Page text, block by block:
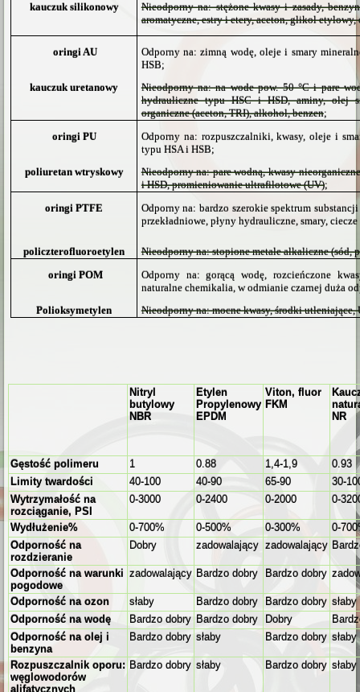
kauczuk silikonowy
Nieodporny na: stężone kwasy i zasady,
aromatyczne, estry i etery, aceton, glikol
oringi AU
Odporny na: zimną wodę, oleje i smary
HSB;
kauczuk uretanowy
Nieodporny na: na wode pow. 50 °C i pare
hydrauliczne typu HSC i HSD, aminy, olej
organiczne (aceton, TRI), alkohol, benzen;
oringi PU
Odporny na: rozpuszczalniki, kwasy, oleje i
typu HSA i HSB;
poliuretan wtryskowy
Nieodporny na: pare wodną, kwasy
i HSD, promieniowanie ultrafilotowe (UV);
oringi PTFE
Odporny na: bardzo szerokie spektrum
przekładniowe, płyny hydrauliczne, smary,
policzterofluoroetylen
Nieodporny na: stopione metale alkaliczne (sód,
oringi POM
Odporny na: gorącą wodę, rozcieńczone
naturalne chemikalia, w odmianie czarnej duża
Polioksymetylen
Nieodporny na: mocne kwasy, środki
Nitryl
butylowy
NBR
Etylen
Propylenowy
EPDM
Viton, fluor
FKM
NR
Gęstość polimeru 1 0.88 1,4-1,9
0.93
Limity twardości
40-100 40-90 65-90
30-
Wytrzymałość na
rozciąganie, PSI
0-3000 0-2400 0-2000 0-
Wydłużenie% 0-700% 0-500% 0-300%
0-
Odporność na
rozdzieranie
Dobry zadowalający zadowalający
Odporność na warunki
pogodowe
zadowalający Bardzo dobry Bardzo dobry
Odporność na ozon słaby Bardzo dobry Bardzo dobry słaby
Odporność na wodę
Bardzo dobry Bardzo dobry Dobry
Odporność na olej i
benzyna
Bardzo dobry słaby Bardzo dobry słaby
Rozpuszczalnik oporu:
węglowodorów
alifatycznych
Bardzo dobry słaby Bardzo dobry słaby